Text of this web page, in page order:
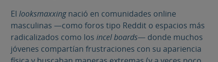
Ellooksmaxxingnació en comunidades online
masculinas —como foros tipo Reddit o espacios más
radicalizados como losincel boards— donde muchos
jóvenes compartían frustraciones con su apariencia